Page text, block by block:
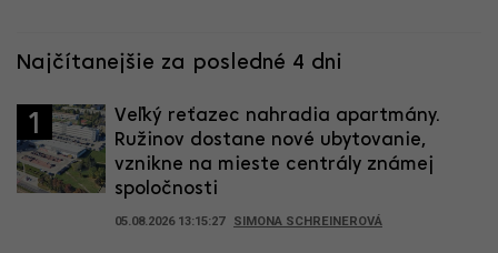
Najčítanejšie za posledné 4 dni
1
Veľký reťazec nahradia apartmány.
Ružinov dostane nové ubytovanie,
vznikne na mieste centrály známej
spoločnosti
05.08.2026 13:15:27 SIMONA SCHREINEROVÁ